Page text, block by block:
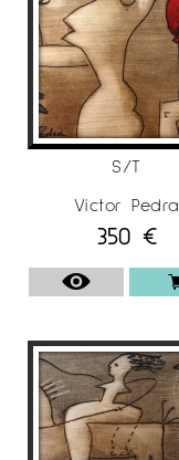
S/T
Víctor Pedra
350 €